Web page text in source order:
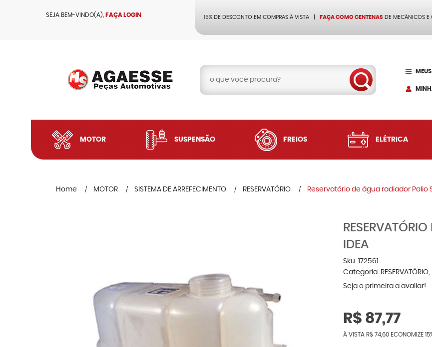
SEJA BEM-VINDO(A), FAÇA LOGIN 15% DE DESCONTO EM COMPRAS À VISTA FAÇA COMO CENTENAS DE MECÂNICOS E
MOTOR SUSPENSÃO FREIOS ELÉTRICA
Home MOTOR SISTEMA DE ARREFECIMENTO RESERVATÓRIO Reservatório de água radiador Palio
IDEA
Sku: 172561
Categoria: RESERVATÓRIO
Seja o primeira a avaliar!
R$ 87,77
À VISTA R$ 74,60 ECONOMIZE